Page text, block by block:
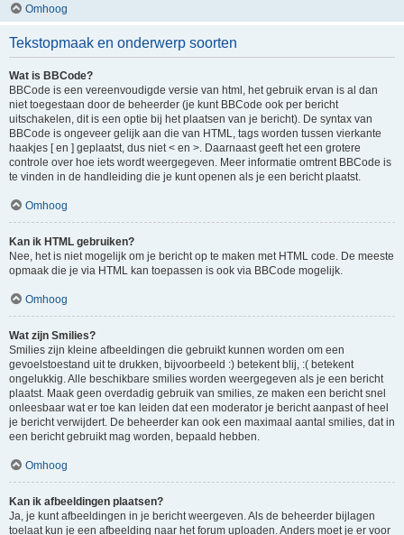
Omhoog
Tekstopmaak en onderwerp soorten
Wat is BBCode?
BBCode is een vereenvoudigde versie van html, het gebruik ervan is al dan
niet toegestaan door de beheerder (je kunt BBCode ook per bericht
uitschakelen, dit is een optie bij het plaatsen van je bericht). De syntax van
BBCode is ongeveer gelijk aan die van HTML, tags worden tussen vierkante
haakjes [ en ] geplaatst, dus niet < en >. Daarnaast geeft het een grotere
controle over hoe iets wordt weergegeven. Meer informatie omtrent BBCode is
te vinden in de handleiding die je kunt openen als je een bericht plaatst.
Omhoog
Kan ik HTML gebruiken?
Nee, het is niet mogelijk om je bericht op te maken met HTML code. De meeste
opmaak die je via HTML kan toepassen is ook via BBCode mogelijk.
Omhoog
Wat zijn Smilies?
Smilies zijn kleine afbeeldingen die gebruikt kunnen worden om een
gevoelstoestand uit te drukken, bijvoorbeeld :) betekent blij, :( betekent
ongelukkig. Alle beschikbare smilies worden weergegeven als je een bericht
plaatst. Maak geen overdadig gebruik van smilies, ze maken een bericht snel
onleesbaar wat er toe kan leiden dat een moderator je bericht aanpast of heel
je bericht verwijdert. De beheerder kan ook een maximaal aantal smilies, dat in
een bericht gebruikt mag worden, bepaald hebben.
Omhoog
Kan ik afbeeldingen plaatsen?
Ja, je kunt afbeeldingen in je bericht weergeven. Als de beheerder bijlagen
toelaat kun je een afbeelding naar het forum uploaden. Anders moet je er voor